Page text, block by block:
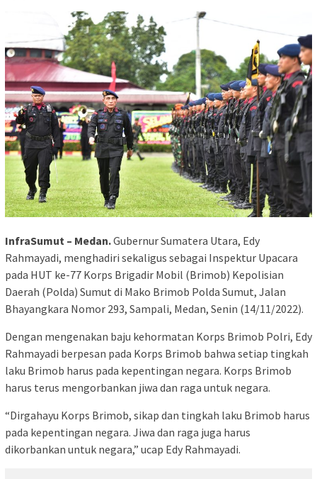
InfraSumut – Medan.Gubernur Sumatera Utara, Edy
Rahmayadi, menghadiri sekaligus sebagai Inspektur Upacara
pada HUT ke-77 Korps Brigadir Mobil (Brimob) Kepolisian
Daerah (Polda) Sumut di Mako Brimob Polda Sumut, Jalan
Bhayangkara Nomor 293, Sampali, Medan, Senin (14/11/2022).
Dengan mengenakan baju kehormatan Korps Brimob Polri, Edy
Rahmayadi berpesan pada Korps Brimob bahwa setiap tingkah
laku Brimob harus pada kepentingan negara. Korps Brimob
harus terus mengorbankan jiwa dan raga untuk negara.
“Dirgahayu Korps Brimob, sikap dan tingkah laku Brimob harus
pada kepentingan negara. Jiwa dan raga juga harus
dikorbankan untuk negara,” ucap Edy Rahmayadi.